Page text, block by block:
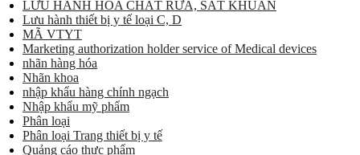
LƯU HÀNH HÓA CHẤT RỬA, SÁT KHUẨN
Lưu hành thiết bị y tế loại C, D
MÃ VTYT
Marketing authorization holder service of Medical devices
nhãn hàng hóa
Nhãn khoa
nhập khẩu hàng chính ngạch
Nhập khẩu mỹ phẩm
Phân loại
Phân loại Trang thiết bị y tế
Quảng cáo thực phẩm